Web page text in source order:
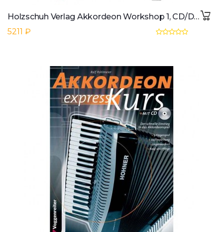
Holzschuh Verlag Akkordeon Workshop 1, CD/DVD Martina Schumeckers
5211 ₽